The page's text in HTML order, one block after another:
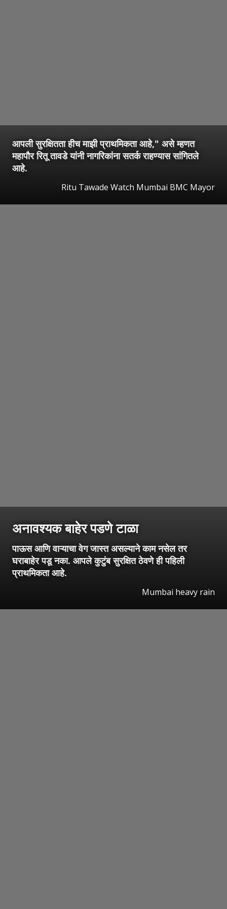
आपली सुरक्षितता हीच माझी प्राथमिकता आहे," असे म्हणत
महापौर रितू तावडे यांनी नागरिकांना सतर्क राहण्यास सांगितले
आहे.
Ritu Tawade Watch Mumbai BMC Mayor
अनावश्यक बाहेर पडणे टाळा
पाऊस आणि वाऱ्याचा वेग जास्त असल्याने काम नसेल तर
घराबाहेर पडू नका. आपले कुटुंब सुरक्षित ठेवणे ही पहिली
प्राथमिकता आहे.
Mumbai heavy rain